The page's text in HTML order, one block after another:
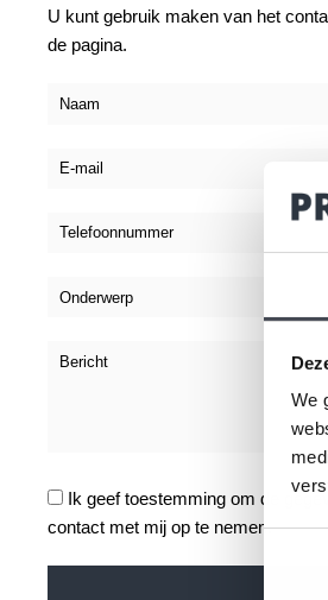
We
U kunt gebruik maken van het
de pagina.
Ik geef toestemming om de
contact met mij op te nemen.